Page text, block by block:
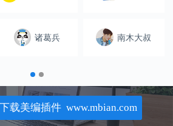
诸葛兵 南木大叔
载美编插件 www.mbian.com